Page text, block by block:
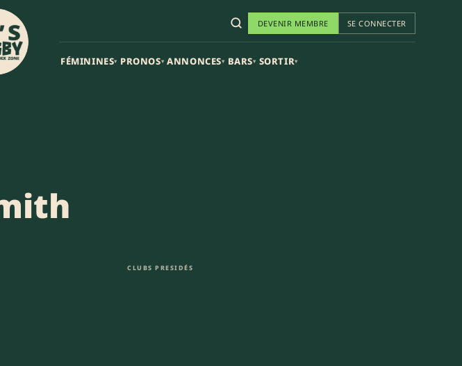
DEVENIR MEMBRE SE CONNECTER
FÉMININES▾ PRONOS▾ ANNONCES▾ BARS▾ SORTIR▾
CLUBS PRESIDÉS